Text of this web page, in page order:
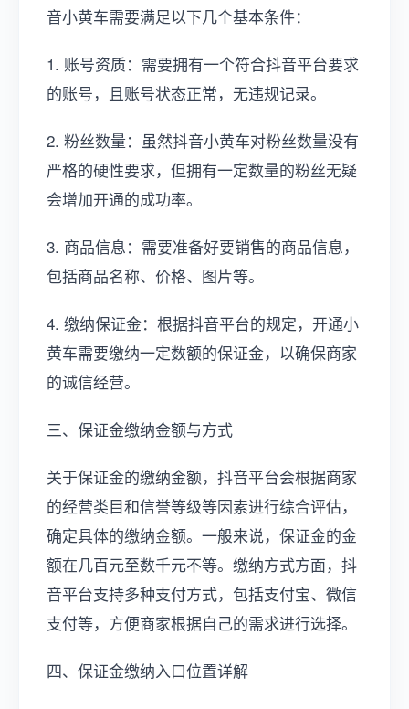
音小黄车需要满足以下几个基本条件：
1. 账号资质：需要拥有一个符合抖音平台要求
的账号，且账号状态正常，无违规记录。
2. 粉丝数量：虽然抖音小黄车对粉丝数量没有
严格的硬性要求，但拥有一定数量的粉丝无疑
会增加开通的成功率。
3. 商品信息：需要准备好要销售的商品信息，
包括商品名称、价格、图片等。
4. 缴纳保证金：根据抖音平台的规定，开通小
黄车需要缴纳一定数额的保证金，以确保商家
的诚信经营。
三、保证金缴纳金额与方式
关于保证金的缴纳金额，抖音平台会根据商家
的经营类目和信誉等级等因素进行综合评估，
确定具体的缴纳金额。一般来说，保证金的金
额在几百元至数千元不等。缴纳方式方面，抖
音平台支持多种支付方式，包括支付宝、微信
支付等，方便商家根据自己的需求进行选择。
四、保证金缴纳入口位置详解